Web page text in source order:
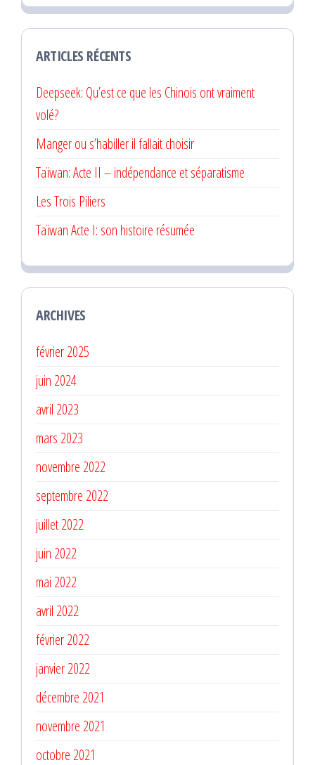
ARTICLES RÉCENTS
Deepseek: Qu’est ce que les Chinois ont vraiment
volé?
Manger ou s’habiller il fallait choisir
Taïwan: Acte II – indépendance et séparatisme
Les Trois Piliers
Taïwan Acte I: son histoire résumée
ARCHIVES
février 2025
juin 2024
avril 2023
mars 2023
novembre 2022
septembre 2022
juillet 2022
juin 2022
mai 2022
avril 2022
février 2022
janvier 2022
décembre 2021
novembre 2021
octobre 2021